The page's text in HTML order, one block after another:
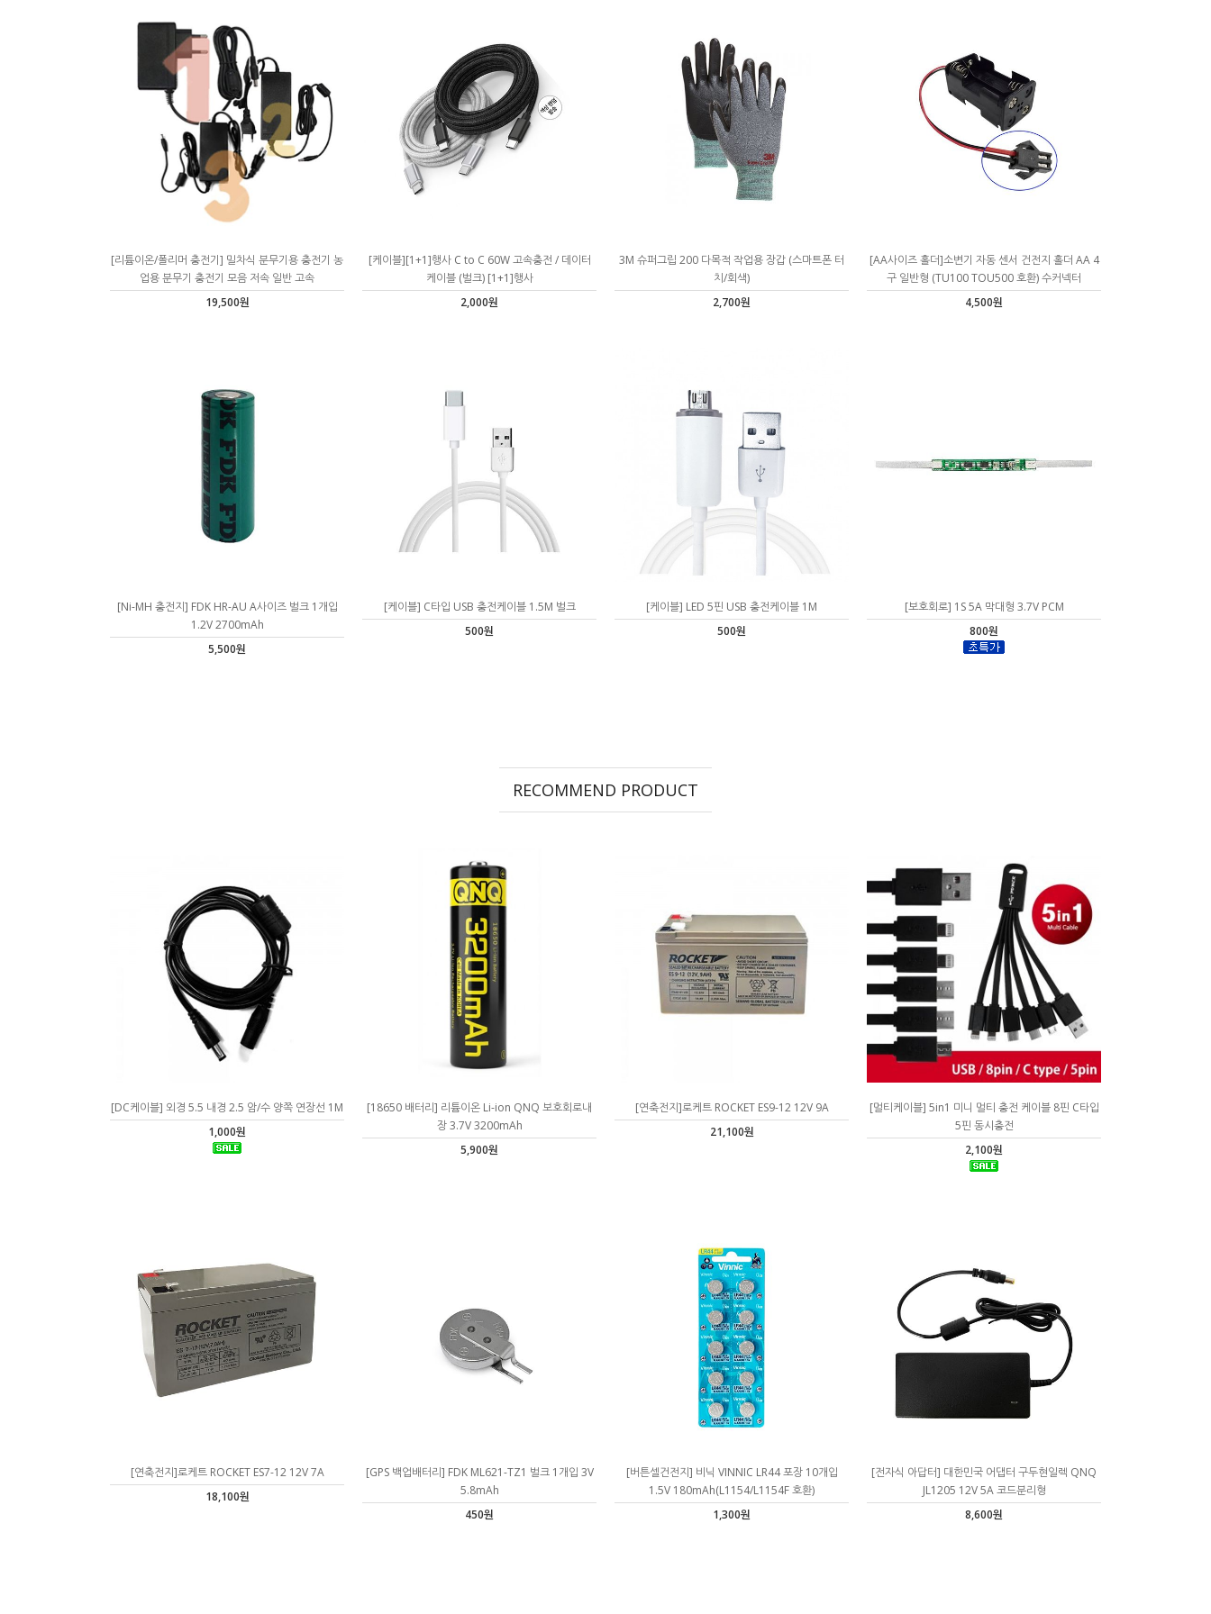
[리튬이온/폴리머 충전기] 밀차식 분무기용 충전기 농
업용 분무기 충전기 모음 저속 일반 고속
19,500원
[케이블][1+1]행사 C to C 60W 고속충전 / 데이터
케이블 (벌크) [1+1]행사
2,000원
3M 슈퍼그립 200 다목적 작업용 장갑 (스마트폰 터
치/회색)
2,700원
[AA사이즈 홀더]소변기 자동 센서 건전지 홀더 AA 4
구 일반형 (TU100 TOU500 호환) 수커넥터
4,500원
[Ni-MH 충전지] FDK HR-AU A사이즈 벌크 1개입
1.2V 2700mAh
5,500원
[케이블] C타입 USB 충전케이블 1.5M 벌크
500원
[케이블] LED 5핀 USB 충전케이블 1M
500원
[보호회로] 1S 5A 막대형 3.7V PCM
800원
RECOMMEND PRODUCT
[DC케이블] 외경 5.5 내경 2.5 암/수 양쪽 연장선 1M
1,000원
[18650 배터리] 리튬이온 Li-ion QNQ 보호회로내
장 3.7V 3200mAh
5,900원
[연축전지]로케트 ROCKET ES9-12 12V 9A
21,100원
[멀티케이블] 5in1 미니 멀티 충전 케이블 8핀 C타입
5핀 동시충전
2,100원
[연축전지]로케트 ROCKET ES7-12 12V 7A
18,100원
[GPS 백업배터리] FDK ML621-TZ1 벌크 1개입 3V
5.8mAh
450원
[버튼셀건전지] 비닉 VINNIC LR44 포장 10개입
1.5V 180mAh(L1154/L1154F 호환)
1,300원
[전자식 아답터] 대한민국 어댑터 구두현일렉 QNQ
JL1205 12V 5A 코드분리형
8,600원